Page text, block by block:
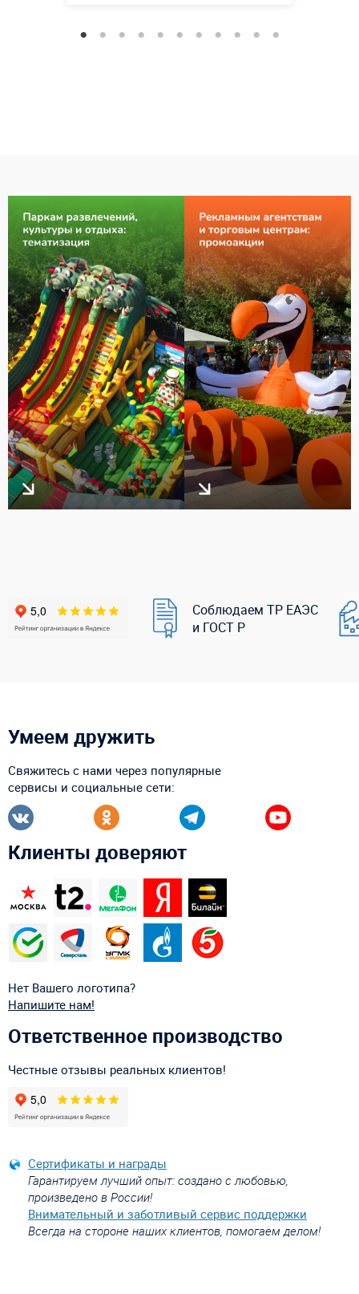
Соблюдаем ТР ЕАЭС
и ГОСТ Р
Умеем дружить
Свяжитесь с нами через популярные
сервисы и социальные сети:
Клиенты доверяют
Нет Вашего логотипа?
Напишите нам!
Ответственное производство
Честные отзывы реальных клиентов!
Сертификаты и награды
Гарантируем лучший опыт: создано с любовью,
произведено в России!
Внимательный и заботливый сервис поддержки
Всегда на стороне наших клиентов, помогаем делом!